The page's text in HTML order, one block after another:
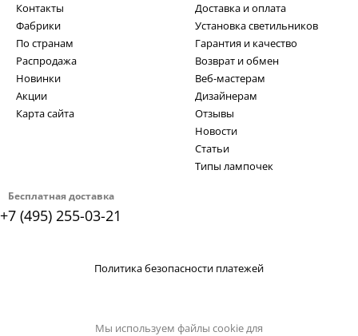
Бесплатная доставка
+7 (495) 255-03-21
Контакты
Фабрики
По странам
Распродажа
Новинки
Акции
Карта сайта
Доставка и оплата
Установка светильников
Гарантия и качество
Возврат и обмен
Веб-мастерам
Дизайнерам
Отзывы
Новости
Статьи
Типы лампочек
Политика безопасности платежей
Мы используем файлы cookie для